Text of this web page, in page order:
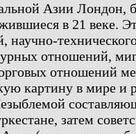
Азии Лондон,
в 21 веке.
отношений,
отношений
картину в мире и
затем